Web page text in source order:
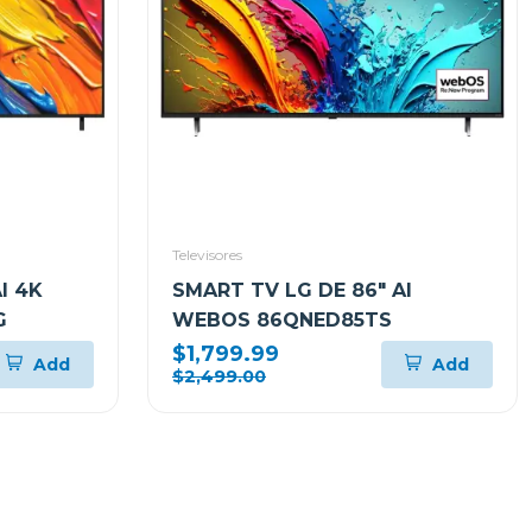
4K
Add
Televisores
SMART TV LG DE 86" AI
WEBOS 86QNED85TS
$1,799.99
$2,499.00
Add